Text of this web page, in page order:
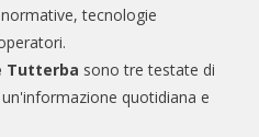
tecnologie
Tutterba sono tre testate di
quotidiana e